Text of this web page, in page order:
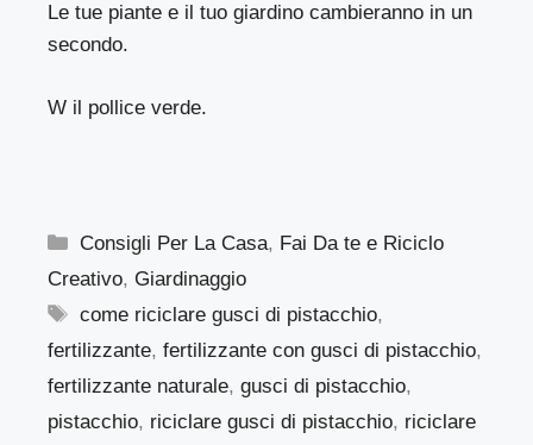
Le tue piante e il tuo giardino cambieranno in un
secondo.
W il pollice verde.
Categorie
Consigli Per La Casa, Fai Da te e Riciclo
Creativo, Giardinaggio
Tag
come riciclare gusci di pistacchio,
fertilizzante, fertilizzante con gusci di pistacchio,
fertilizzante naturale, gusci di pistacchio,
pistacchio, riciclare gusci di pistacchio, riciclare